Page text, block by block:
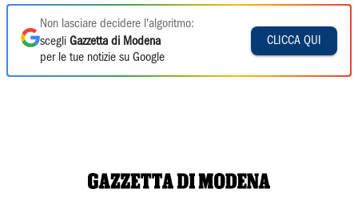
Non lasciare decidere l'algoritmo:
scegli Gazzetta di Modena
per le tue notizie su Google
CLICCA QUI